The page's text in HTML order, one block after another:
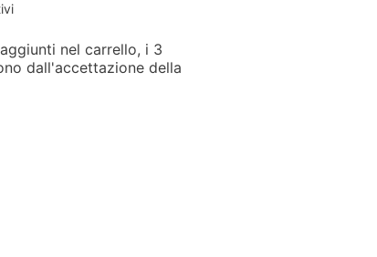
nel carrello, i 3
dall'accettazione della